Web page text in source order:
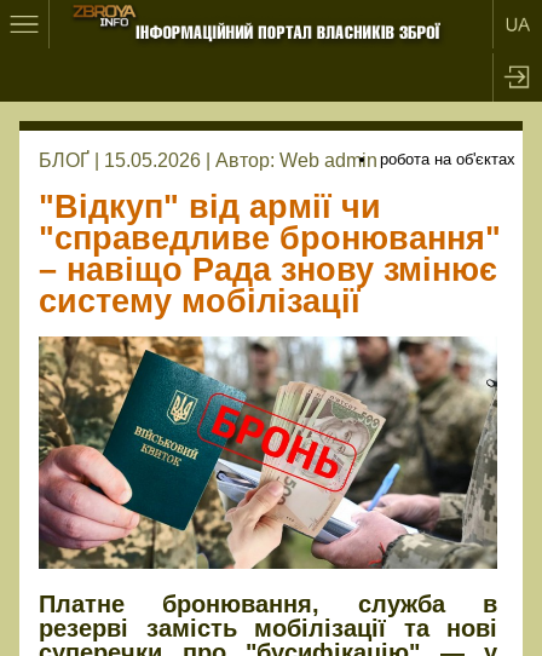
БЛОҐ | 15.05.2026 | Автор: Web admin
"Відкуп" від армії чи
"справедливе бронювання"
– навіщо Рада знову змінює
систему мобілізації
Платне бронювання, служба в
резерві замість мобілізації та нові
робота на об'єктах